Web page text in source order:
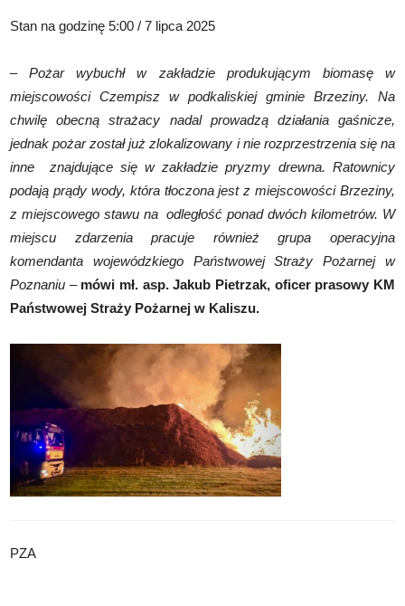
Stan na godzinę 5:00 / 7 lipca 2025
– Pożar wybuchł w zakładzie produkującym biomasę w
miejscowości Czempisz w podkaliskiej gminie Brzeziny. Na
chwilę obecną strażacy nadal prowadzą działania gaśnicze,
jednak pożar został już zlokalizowany i nie rozprzestrzenia się na
inne znajdujące się w zakładzie pryzmy drewna. Ratownicy
podają prądy wody, któratłoczona jest z miejscowości Brzeziny,
z miejscowego stawu na odległość ponad dwóch kilometrów. W
miejscu zdarzenia pracuje również grupa operacyjna
komendanta wojewódzkiego Państwowej Straży Pożarnej w
Poznaniu – mówi mł. asp. Jakub Pietrzak, oficer prasowy KM
Państwowej Straży Pożarnej w Kaliszu.
PZA